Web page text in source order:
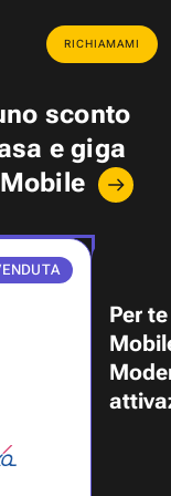
RICHIAMAMI
sconto
egiga
Per